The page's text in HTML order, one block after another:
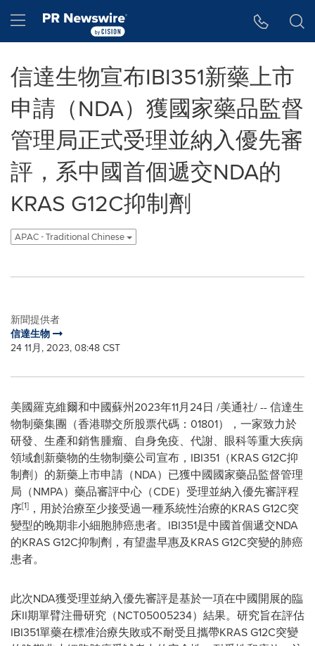
Hamburger menu
信達生物宣布IBI351新藥上市
申請（NDA）獲國家藥品監督
管理局正式受理並納入優先審
評，系中國首個遞交NDA的
KRAS G12C抑制劑
APAC - Traditional Chinese
新聞提供者
信達生物
24 11月, 2023, 08:48 CST
美國羅克維爾和中國蘇州2023年11月24日 /美通社/ -- 信達生
物制藥集團（香港聯交所股票代碼：01801），一家致力於
研發、生產和銷售腫瘤、自身免疫、代謝、眼科等重大疾病
領域創新藥物的生物制藥公司宣布，IBI351（KRAS G12C抑
制劑）的新藥上市申請（NDA）已獲中國國家藥品監督管理
局（NMPA）藥品審評中心（CDE）受理並納入優先審評程
序[1] ，用於治療至少接受過一種系統性治療的KRAS G12C突
變型的晚期非小細胞肺癌患者。IBI351是中國首個遞交NDA
的KRAS G12C抑制劑，有望盡早惠及KRAS G12C突變的肺癌
患者。
此次NDA獲受理並納入優先審評是基於一項在中國開展的臨
床II期單臂注冊研究（NCT05005234）結果。研究旨在評估
IBI351單藥在標准治療失敗或不耐受且攜帶KRAS G12C突變